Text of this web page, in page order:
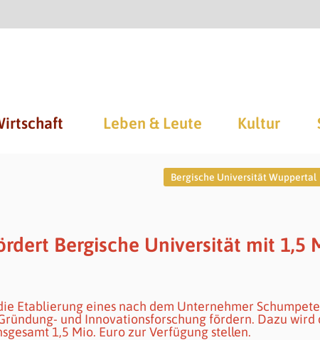
Leben & Leute Kultur
Bergische Universität Wuppertal
Bergische Universität mit 1,5
Etablierung eines nach dem Unternehmer
und Innovationsforschung fördern. Dazu wird
1,5 Mio. Euro zur Verfügung stellen.